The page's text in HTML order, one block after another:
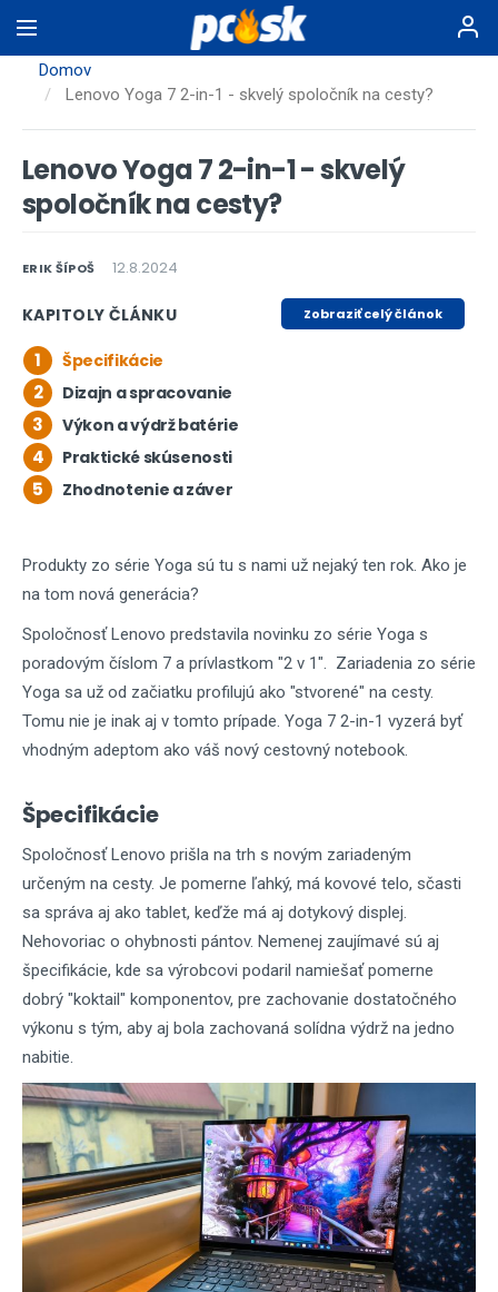
na
hlavnýDomov
Lenovo Yoga 7 2-in-1 - skvelý spoločník na cesty?
Lenovo Yoga 7 2-in-1 - skvelý
spoločník na cesty?
ERIK ŠÍPOŠ 12.8.2024
KAPITOLY ČLÁNKU Zobraziť celý článok
1 Špecifikácie
2 Dizajn a spracovanie
3 Výkon a výdrž batérie
4 Praktické skúsenosti
5 Zhodnotenie a záver
Produkty zo série Yoga sú tu s nami už nejaký ten rok. Ako je
na tom nová generácia?
Spoločnosť Lenovo predstavila novinku zo série Yoga s
poradovým číslom 7 a prívlastkom "2 v 1". Zariadenia zo série
Yoga sa už od začiatku profilujú ako "stvorené" na cesty.
Tomu nie je inak aj v tomto prípade. Yoga 7 2-in-1 vyzerá byť
vhodným adeptom ako váš nový cestovný notebook.
Špecifikácie
Spoločnosť Lenovo prišla na trh s novým zariadeným
určeným na cesty. Je pomerne ľahký, má kovové telo, sčasti
sa správa aj ako tablet, keďže má aj dotykový displej.
Nehovoriac o ohybnosti pántov. Nemenej zaujímavé sú aj
špecifikácie, kde sa výrobcovi podaril namiešať pomerne
dobrý "koktail" komponentov, pre zachovanie dostatočného
výkonu s tým, aby aj bola zachovaná solídna výdrž na jedno
nabitie.